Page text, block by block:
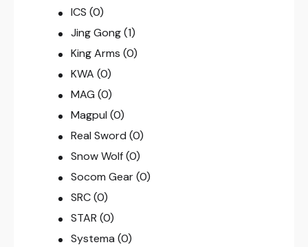
ICS (0)
Jing Gong (1)
King Arms (0)
KWA (0)
MAG (0)
Magpul (0)
Real Sword (0)
Snow Wolf (0)
Socom Gear (0)
SRC (0)
STAR (0)
Systema (0)